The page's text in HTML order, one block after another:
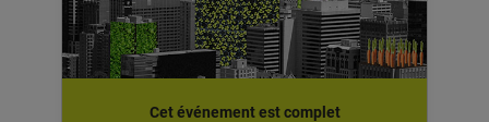
Cet événement est complet